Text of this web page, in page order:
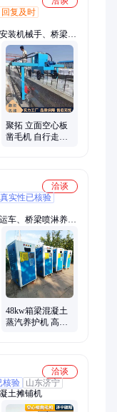
回复及时
装机械手、桥梁空
动式喷砂机、箱式
洗车槽、卷盘喷灌
吹风机、智能清淤
式护栏清洗机、电
玻璃吸盘、树叶收
聚拓 立面空心板
凿毛机 自行走凿
洽谈
真实性已核验
车、桥梁喷淋养
保温篷布、遥控割
48kw箱梁混凝土
蒸汽养护机 高温
洽谈
核验
山东济宁
土摊铺机